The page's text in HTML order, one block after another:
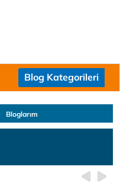
Blog Kategorileri
Bloglarım